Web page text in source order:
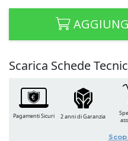
Scarica Schede
Pagamenti Sicuri 2 anni di Garanzia